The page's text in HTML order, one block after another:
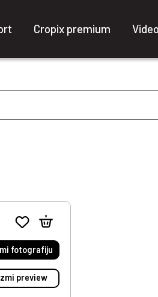
Cropix premium Video
fotografiju
preview